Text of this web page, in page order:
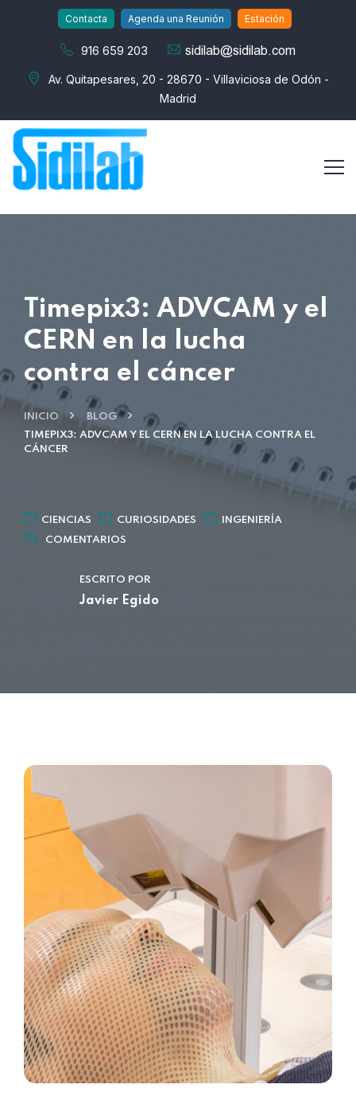
Contacta Agenda una Reunión Estación
916 659 203
Av. Quitapesares, 20 - 28670 - Villaviciosa de Odón -
Madrid
Timepix3: ADVCAM y el
CERN en la lucha
contra el cáncer
INICIO
BLOG
TIMEPIX3: ADVCAM Y EL CERN EN LA LUCHA CONTRA EL
CÁNCER
CIENCIAS CURIOSIDADES
INGENIERÍA
COMENTARIOS
ESCRITO POR
Javier Egido